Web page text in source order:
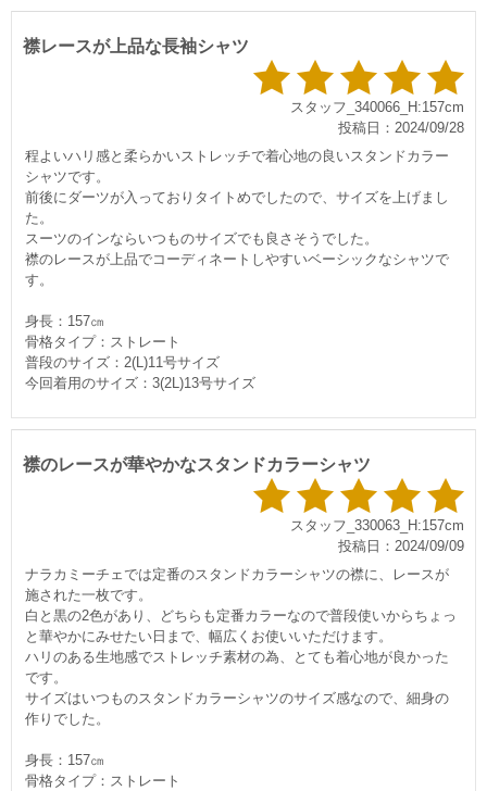
襟レースが上品な長袖シャツ
スタッフ_340066_H:157cm
投稿日：2024/09/28
程よいハリ感と柔らかいストレッチで着心地の良いスタンドカラー
シャツです。
前後にダーツが入っておりタイトめでしたので、サイズを上げまし
た。
スーツのインならいつものサイズでも良さそうでした。
襟のレースが上品でコーディネートしやすいベーシックなシャツで
す。
身長：157㎝
骨格タイプ：ストレート
普段のサイズ：2(L)11号サイズ
今回着用のサイズ：3(2L)13号サイズ
襟のレースが華やかなスタンドカラーシャツ
スタッフ_330063_H:157cm
投稿日：2024/09/09
ナラカミーチェでは定番のスタンドカラーシャツの襟に、レースが
施された一枚です。
白と黒の2色があり、どちらも定番カラーなので普段使いからちょっ
と華やかにみせたい日まで、幅広くお使いいただけます。
ハリのある生地感でストレッチ素材の為、とても着心地が良かった
です。
サイズはいつものスタンドカラーシャツのサイズ感なので、細身の
作りでした。
身長：157㎝
骨格タイプ：ストレート